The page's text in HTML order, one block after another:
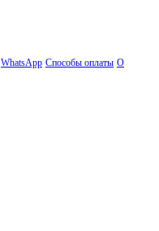
WhatsApp Способы оплаты О